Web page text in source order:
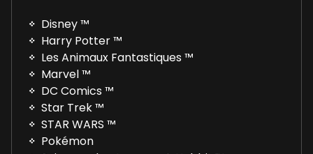
Disney ™
Harry Potter ™
Les Animaux Fantastiques ™
Marvel ™
DC Comics ™
Star Trek ™
STAR WARS ™
Pokémon